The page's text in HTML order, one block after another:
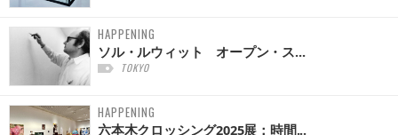
HAPPENING
ソル・ルウィット オープン・ス...
TOKYO
HAPPENING
六本木クロッシング2025展：時間...